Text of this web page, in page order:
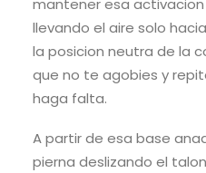
mantener esa activacion
llevando el aire solo
la posicion neutra de la
que no te agobies y
haga falta.
A partir de esa base
pierna deslizando el